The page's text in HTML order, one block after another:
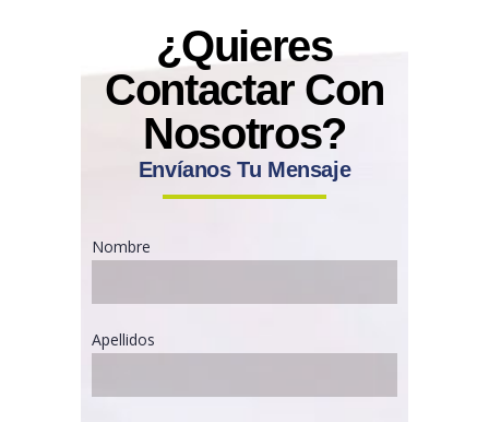
¿Quieres
Contactar Con
Nosotros?
Envíanos Tu Mensaje
Nombre
Apellidos